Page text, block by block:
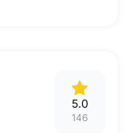
5.0
146